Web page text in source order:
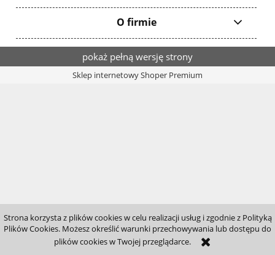
Strona korzysta z plików cookies w celu realizacji usług i zgodnie z Polityką
Plików Cookies. Możesz określić warunki przechowywania lub dostępu do
plików cookies w Twojej przeglądarce.
O firmie
pokaż pełną wersję strony
Sklep internetowy Shoper Premium